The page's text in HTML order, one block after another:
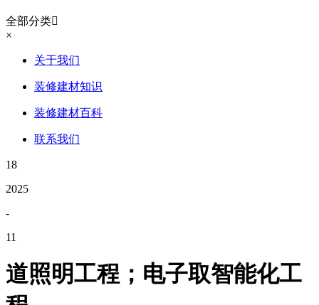
全部分类
×
关于我们
装修建材知识
装修建材百科
联系我们
18
2025
-
11
道照明工程；电子取智能化工